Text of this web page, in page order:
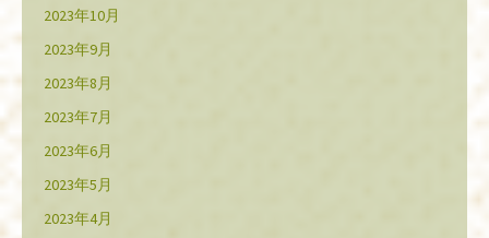
2023年10月
2023年9月
2023年8月
2023年7月
2023年6月
2023年5月
2023年4月